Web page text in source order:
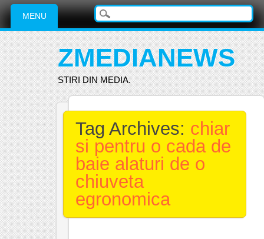
Main menu
Skip
content
MENU
ZMEDIANEWS
STIRI DIN MEDIA.
Tag Archives: chiar
si pentru o cada de
baie alaturi de o
chiuveta
egronomica